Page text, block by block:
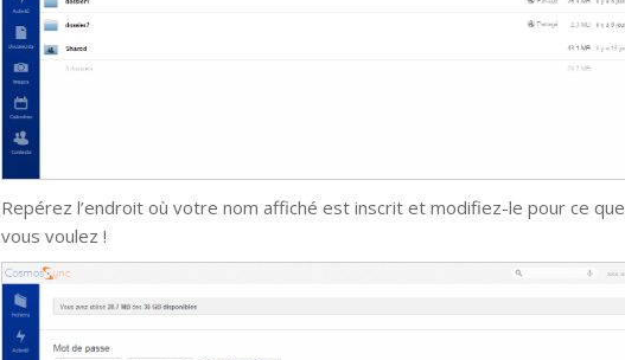
Repérez l’endroit où votre nom affiché est inscrit et modifiez-le pour ce que
vous voulez !